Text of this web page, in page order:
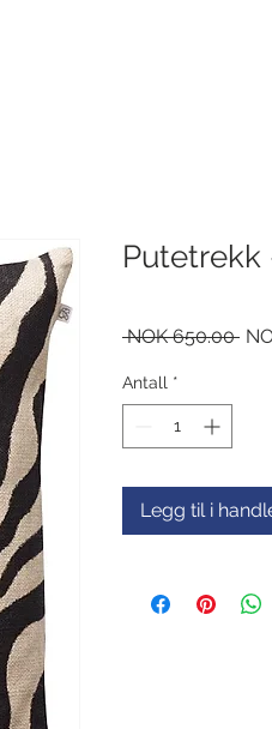
Putetrekk
NOK 650.00
Antall *
Legg til i